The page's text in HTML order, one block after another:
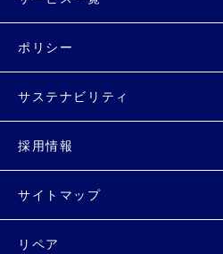
ポリシー
サステナビリティ
採用情報
サイトマップ
リペア